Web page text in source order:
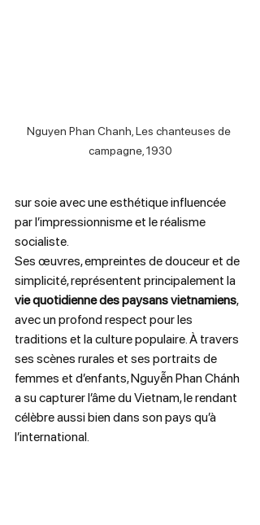
Nguyen Phan Chanh, Les chanteuses de
campagne, 1930
sur soie avec une esthétique influencée
par l’impressionnisme et le réalisme
socialiste.
Ses œuvres, empreintes de douceur et de
simplicité, représentent principalement la
vie quotidienne des paysans vietnamiens,
avec un profond respect pour les
traditions et la culture populaire. À travers
ses scènes rurales et ses portraits de
femmes et d’enfants, Nguyễn Phan Chánh
a su capturer l’âme du Vietnam, le rendant
célèbre aussi bien dans son pays qu’à
l’international.